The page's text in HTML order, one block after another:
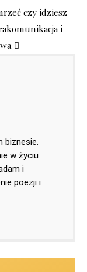
czy idziesz
i
w życiu
i
poezji i